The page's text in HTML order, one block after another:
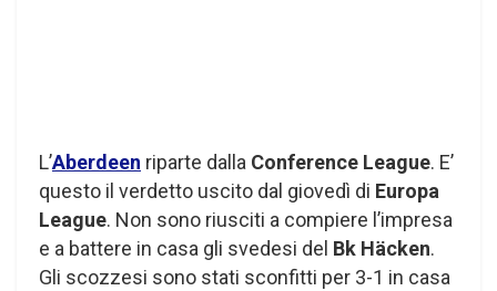
L’Aberdeen riparte dalla Conference League. E’
questo il verdetto uscito dal giovedì di Europa
League. Non sono riusciti a compiere l’impresa
e a battere in casa gli svedesi del Bk Häcken.
Gli scozzesi sono stati sconfitti per 3-1 in casa